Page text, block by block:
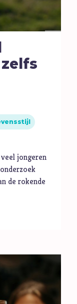
jongeren
de rokende